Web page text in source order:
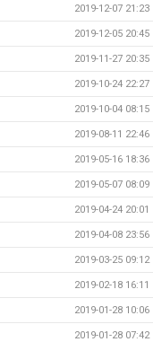
2019-12-07 21:23
2019-12-05 20:45
2019-11-27 20:35
2019-10-24 22:27
2019-10-04 08:15
2019-08-11 22:46
2019-05-16 18:36
2019-05-07 08:09
2019-04-24 20:01
2019-04-08 23:56
2019-03-25 09:12
2019-02-18 16:11
2019-01-28 10:06
2019-01-28 07:42